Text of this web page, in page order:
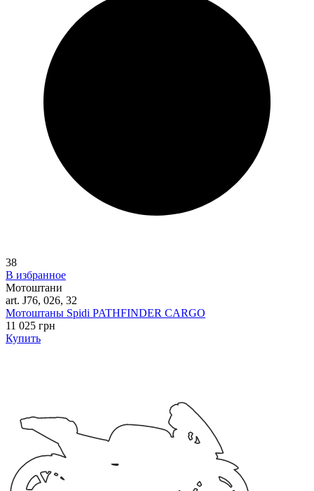
38
В избранное
Мотоштани
art. J76, 026, 32
Мотоштаны Spidi PATHFINDER CARGO
11 025 грн
Купить